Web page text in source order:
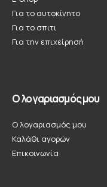
Για το αυτοκίνητο
Για το σπιτι
Για την επιχείρησή
Ο λογαριασμός μου
Ο λογαριασμός μου
Καλάθι αγορών
Επικοινωνία